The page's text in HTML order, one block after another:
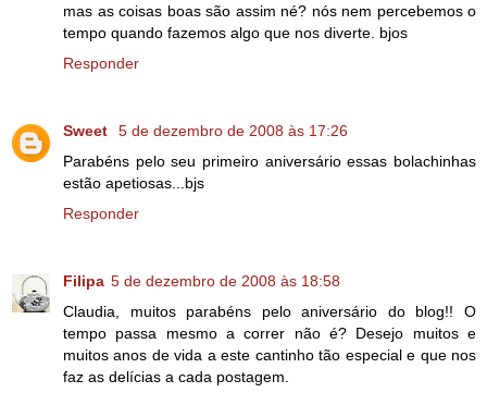
mas as coisas boas são assim né? nós nem percebemos o
tempo quando fazemos algo que nos diverte. bjos
Responder
Sweet
5 de dezembro de 2008 às 17:26
Parabéns pelo seu primeiro aniversário essas bolachinhas
estão apetiosas...bjs
Responder
Filipa 5 de dezembro de 2008 às 18:58
Claudia, muitos parabéns pelo aniversário do blog!! O
tempo passa mesmo a correr não é? Desejo muitos e
muitos anos de vida a este cantinho tão especial e que nos
faz as delícias a cada postagem.